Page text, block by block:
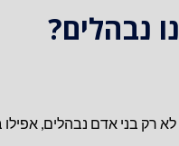
נבהלים?
רק בני אדם נבהלים,